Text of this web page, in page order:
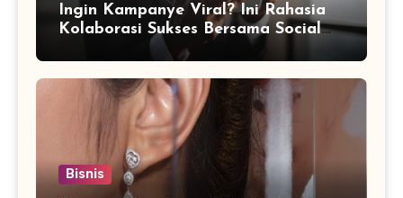
Ingin Kampanye Viral? Ini Rahasia
Kolaborasi Sukses Bersama Social
Media Marketing Agency
Bisnis